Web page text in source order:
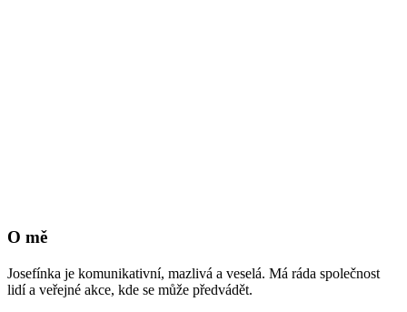
O mě
Josefínka je komunikativní, mazlivá a veselá. Má ráda společnost
lidí a veřejné akce, kde se může předvádět.